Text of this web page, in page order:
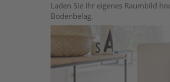
Laden Sie Ihr eigenes Raumbild
Bodenbelag.